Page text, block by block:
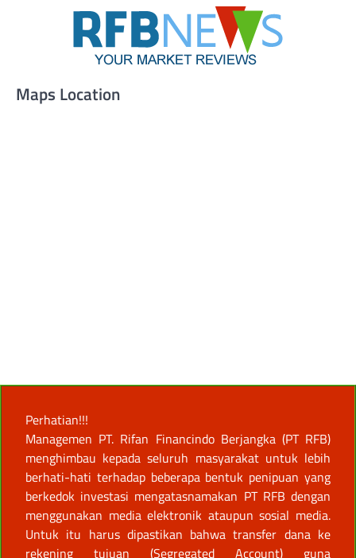
Maps Location
Perhatian!!!
Managemen PT. Rifan Financindo Berjangka (PT RFB)
menghimbau kepada seluruh masyarakat untuk lebih
berhati-hati terhadap beberapa bentuk penipuan yang
berkedok investasi mengatasnamakan PT RFB dengan
menggunakan media elektronik ataupun sosial media.
Untuk itu harus dipastikan bahwa transfer dana ke
rekening tujuan (Segregated Account) guna